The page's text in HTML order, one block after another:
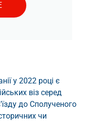
у 2022 році є
віз серед
до Сполученого
чи